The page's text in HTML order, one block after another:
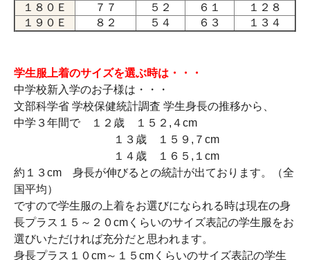
１８０Ｅ
７７ ５２ ６１
１２８
１９０Ｅ
８２ ５４ ６３ １３４
学生服上着のサイズを選ぶ時は・・・
中学校新入学のお子様は・・・
文部科学省 学校保健統計調査 学生身長の推移から、
中学３年間で １２歳 １５２,４cm
１３歳 １５９,７cm
１４歳 １６５,１cm
約１３cm 身長が伸びるとの統計が出ております。（全
国平均）
ですので学生服の上着をお選びになられる時は現在の身
長プラス１５～２０cmくらいのサイズ表記の学生服をお
選びいただければ充分だと思われます。
身長プラス１０cm～１５cmくらいのサイズ表記の学生